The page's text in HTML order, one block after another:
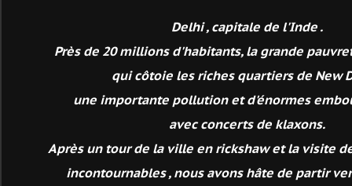
Delhi , capitale de l'Inde .
Près de 20 millions d'habitants, la grande
qui côtoie les riches quartiers de New
une importante pollution et d'énormes
avec concerts de klaxons.
Après un tour de la ville en rickshaw et la visite
incontournables , nous avons hâte de partir